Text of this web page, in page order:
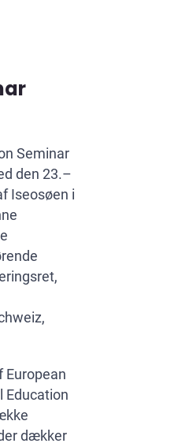
Seminar
den 23.–
Iseosøen i
European
Education
dækker